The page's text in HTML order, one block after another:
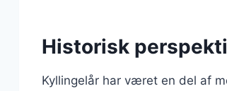
Historisk
Kyllingelår har været en del af